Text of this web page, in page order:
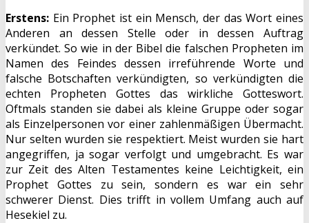
Erstens: Ein Prophet ist ein Mensch, der das Wort eines
Anderen an dessen Stelle oder in dessen Auftrag
verkündet. So wie in der Bibel die falschen Propheten im
Namen des Feindes dessen irreführende Worte und
falsche Botschaften verkündigten, so verkündigten die
echten Propheten Gottes das wirkliche Gotteswort.
Oftmals standen sie dabei als kleine Gruppe oder sogar
als Einzelpersonen vor einer zahlenmäßigen Übermacht.
Nur selten wurden sie respektiert. Meist wurden sie hart
angegriffen, ja sogar verfolgt und umgebracht. Es war
zur Zeit des Alten Testamentes keine Leichtigkeit, ein
Prophet Gottes zu sein, sondern es war ein sehr
schwerer Dienst. Dies trifft in vollem Umfang auch auf
Hesekiel zu.